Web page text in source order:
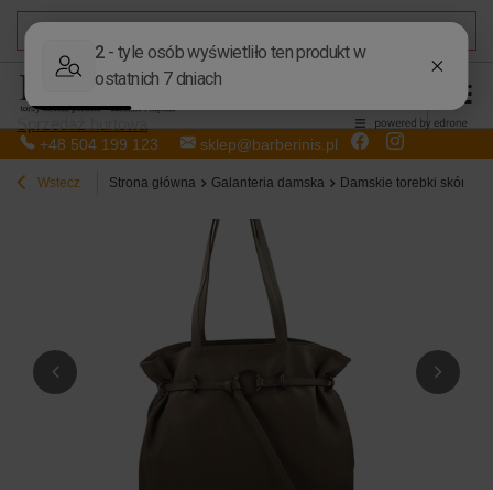
+48 504 199 123 sklep@barberinis.pl
Wstecz Strona główna Galanteria damska Damskie torebki